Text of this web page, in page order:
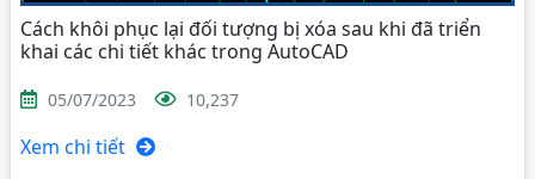
Cách khôi phục lại đối tượng bị xóa sau khi đã triển
khai các chi tiết khác trong AutoCAD
05/07/2023 10,237
Xem chi tiết